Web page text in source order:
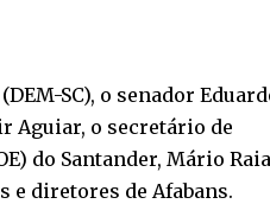
SC), o senador
Aguiar, o secretário de
do Santander, Mário
e diretores de Afabans.